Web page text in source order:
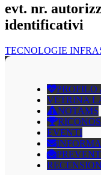
evt. nr.
identificativi
TECNOLOGIE
VETRINA
NOTAMS
EVENTI